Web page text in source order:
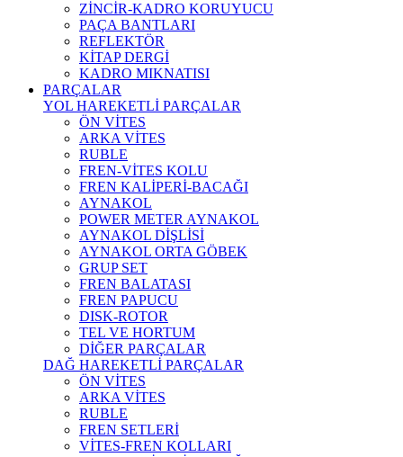
ZİNCİR-KADRO KORUYUCU
PAÇA BANTLARI
REFLEKTÖR
KİTAP DERGİ
KADRO MIKNATISI
PARÇALAR
YOL HAREKETLİ PARÇALAR
ÖN VİTES
ARKA VİTES
RUBLE
FREN-VİTES KOLU
FREN KALİPERİ-BACAĞI
AYNAKOL
POWER METER AYNAKOL
AYNAKOL DİŞLİSİ
AYNAKOL ORTA GÖBEK
GRUP SET
FREN BALATASI
FREN PAPUCU
DISK-ROTOR
TEL VE HORTUM
DİĞER PARÇALAR
DAĞ HAREKETLİ PARÇALAR
ÖN VİTES
ARKA VİTES
RUBLE
FREN SETLERİ
VİTES-FREN KOLLARI